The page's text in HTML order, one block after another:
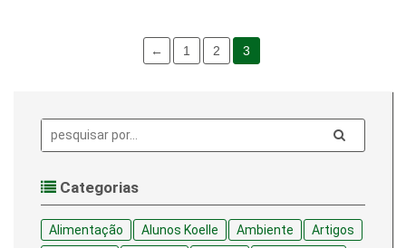
← 1 2 3
Pesquisa:
Categorias
Alimentação Alunos Koelle Ambiente
Artigos